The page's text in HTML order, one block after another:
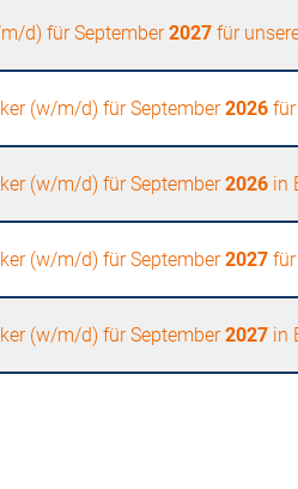
d) für September2027 für
(w/m/d) für September2026
(w/m/d) für September2026 in
(w/m/d) für September2027
(w/m/d) für September2027 in